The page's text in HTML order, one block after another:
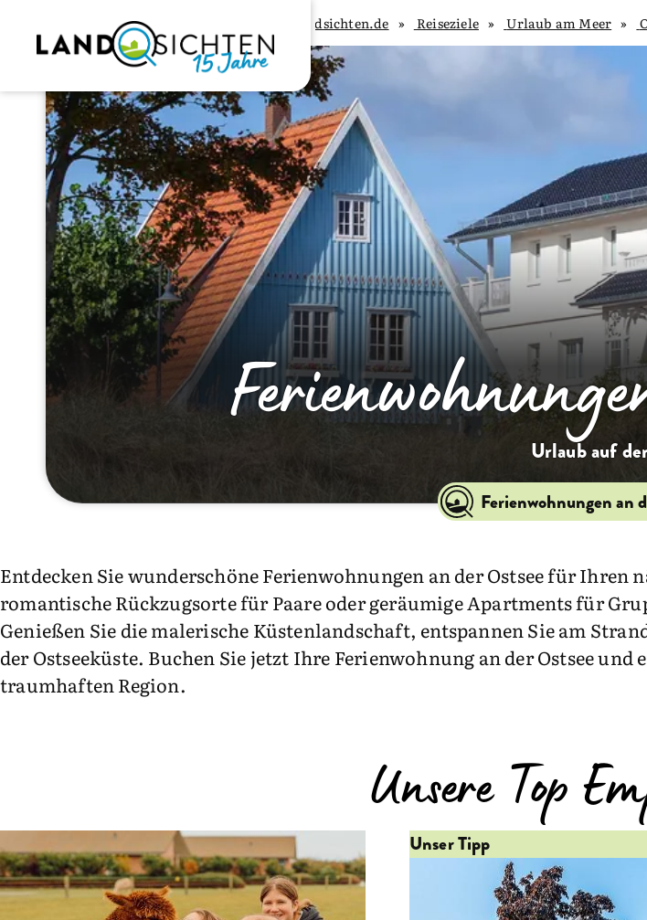
Urlaub am Meer
Reiseziele
Landsichten.de
Urlaub auf
Ferienwohnungen an
Entdecken Sie wunderschöne Ferienwohnungen an der Ostsee für
romantische Rückzugsorte für Paare oder geräumige Apartments für
Genießen Sie die malerische Küstenlandschaft, entspannen Sie am
der Ostseeküste. Buchen Sie jetzt Ihre Ferienwohnung an der Ostsee
traumhaften Region.
Unsere Top
Unser Tipp